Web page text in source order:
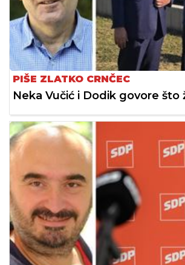
PIŠE ZLATKO CRNČEC
Neka Vučić i Dodik govore što